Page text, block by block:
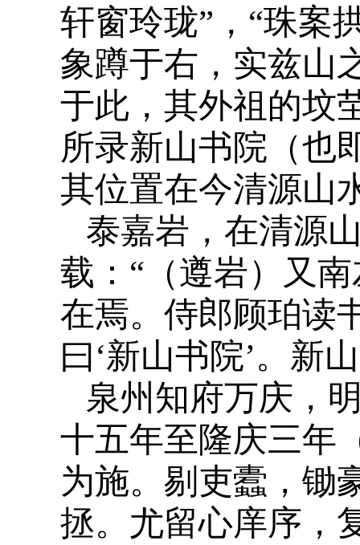
轩窗玲珑”，“珠案
象蹲于右，实兹山
于此，其外祖的坟
所录新山书院（也
其位置在今清源山
泰嘉岩，在清源
载：“（遵岩）又
在焉。侍郎顾珀读
曰‘新山书院’。新
泉州知府万庆，
十五年至隆庆三年
为施。剔吏蠹，锄
拯。尤留心庠序，